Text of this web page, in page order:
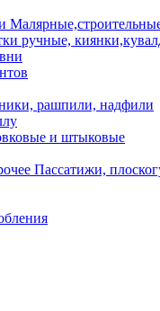
ручные,
рашпили, надфили
и штыковые
Пассатижи,